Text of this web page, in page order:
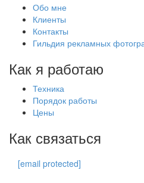
Обо мне
Клиенты
Контакты
Гильдия рекламных
Как я работаю
Техника
Порядок работы
Цены
Как связаться
[email protected]